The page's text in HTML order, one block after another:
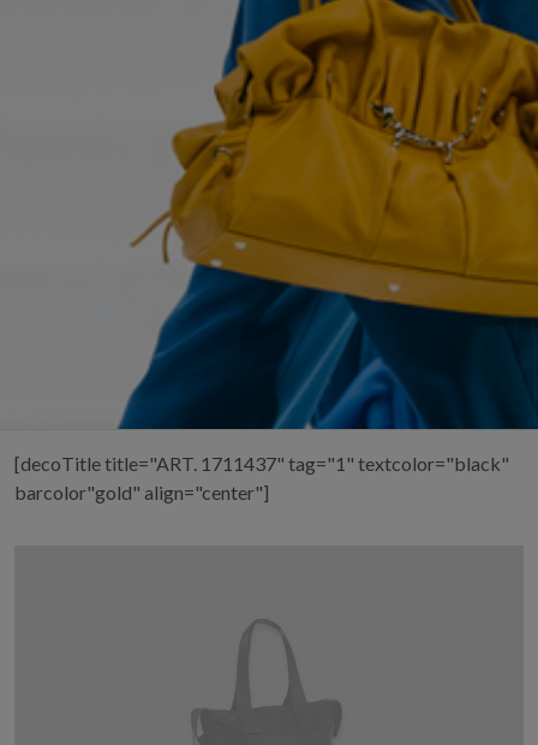
[decoTitle title="ART. 1711437" tag="1" textcolor="black"
barcolor"gold" align="center"]